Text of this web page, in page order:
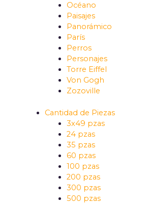
Océano
Paisajes
Panorámico
París
Perros
Personajes
Torre Eiffel
Von Gogh
Zozoville
Cantidad de Piezas
3x49 pzas
24 pzas
35 pzas
60 pzas
100 pzas
200 pzas
300 pzas
500 pzas